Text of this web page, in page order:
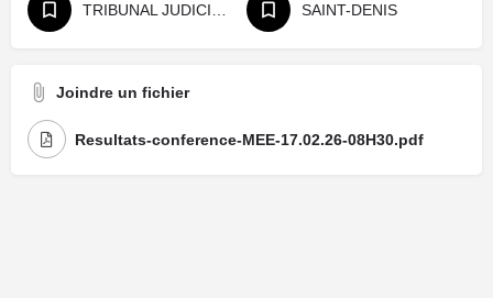
SAINT-DENIS
Joindre un fichier
Resultats-conference-MEE-17.02.26-08H30.pdf